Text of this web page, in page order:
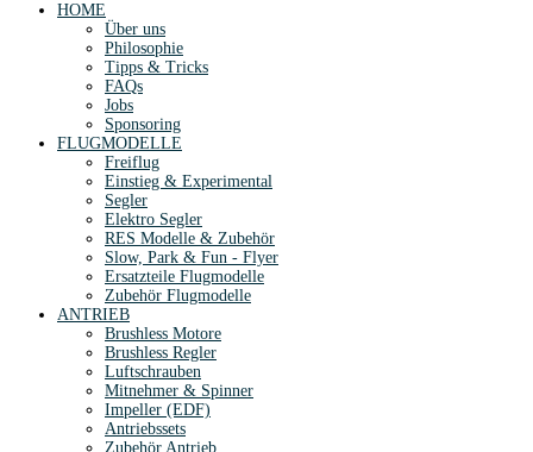
HOME
Über uns
Philosophie
Tipps & Tricks
FAQs
Jobs
Sponsoring
FLUGMODELLE
Freiflug
Einstieg & Experimental
Segler
Elektro Segler
RES Modelle & Zubehör
Slow, Park & Fun - Flyer
Ersatzteile Flugmodelle
Zubehör Flugmodelle
ANTRIEB
Brushless Motore
Brushless Regler
Luftschrauben
Mitnehmer & Spinner
Impeller (EDF)
Antriebssets
Zubehör Antrieb